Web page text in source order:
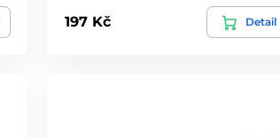
197 Kč Detail